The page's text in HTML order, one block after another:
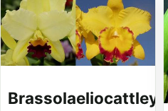
Brassolaeliocattleya